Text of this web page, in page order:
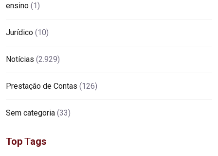
ensino (1)
Jurídico (10)
Notícias (2.929)
Prestação de Contas (126)
Sem categoria (33)
Top Tags